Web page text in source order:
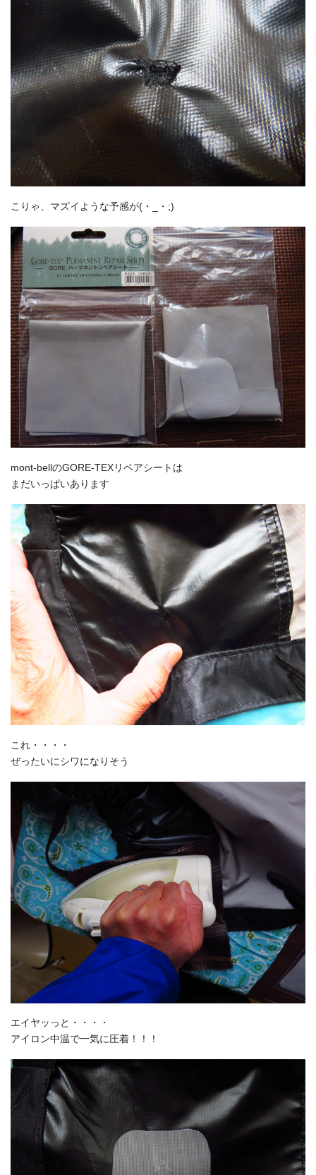
こりゃ、マズイような予感が(・_・;)
mont-bellのGORE-TEXリペアシートは
まだいっぱいあります
これ・・・・
ぜったいにシワになりそう
エイヤッっと・・・・
アイロン中温で一気に圧着！！！